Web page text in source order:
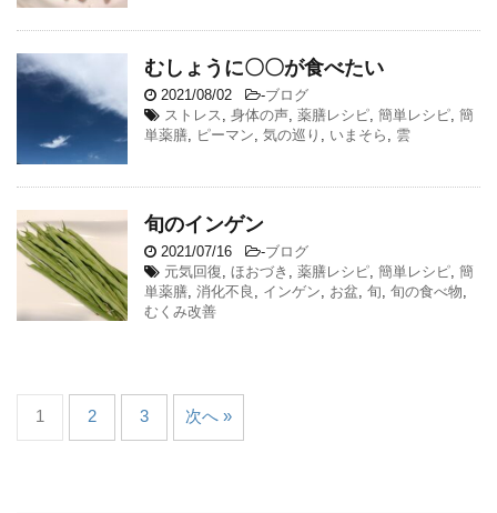
むしょうに〇〇が食べたい
2021/08/02 -ブログ
ストレス
身体の声 薬膳レシピ 簡単レシピ 簡
単薬膳
ピーマン 気の巡り いまそら 雲
旬のインゲン
2021/07/16 -ブログ
元気回復 ほおづき 薬膳レシピ 簡単レシピ 簡
単薬膳 消化不良 インゲン お盆 旬 旬の食べ物
むくみ改善
1 2 3 次へ »